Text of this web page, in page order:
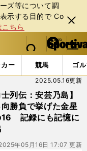
ズ等について調
⽰する⽬的で Co
ちら
閉じ
る
web Sportiva (webスポルティーバ)
検索
マイペ
ー
ジ
メニュ
ー 競馬 ゴ
ス・ 情報
列伝：安芸乃島】
勝負で挙げた金星
16 記録にも記憶に
2025.05.16更新
年05月16日 17:07 更新